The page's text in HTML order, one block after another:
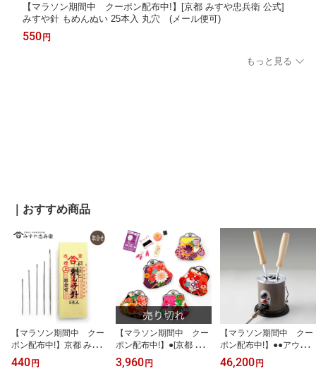
【マラソン期間中 クーポン配布中!】[京都 みすや忠兵衛 公式]
みすや針 もめんぬい 25本入 丸穴 (メール便可)
550円
もっと見る
｜おすすめ商品
【マラソン期間中 クー
ポン配布中!】京都 みす
や忠兵衛 刺し子針 (特
短〜特長 取合せ) 5種各1
440円
【マラソン期間中 クー
ポン配布中!】●[京都 みす
や忠兵衛 公式] おでかけ
セット(着物柄) 携帯用裁
3,960円
【マラソン期間中 クー
ポン配布中!】●●アウト
レット● [京都 みすや忠兵
衛 公式] 電化コテ2丁立
46,200円